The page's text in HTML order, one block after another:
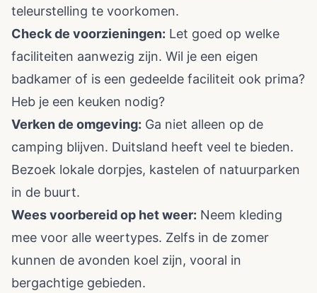
teleurstelling te voorkomen.
Check de voorzieningen: Let goed op welke
faciliteiten aanwezig zijn. Wil je een eigen
badkamer of is een gedeelde faciliteit ook prima?
Heb je een keuken nodig?
Verken de omgeving: Ga niet alleen op de
camping blijven. Duitsland heeft veel te bieden.
Bezoek lokale dorpjes, kastelen of natuurparken
in de buurt.
Wees voorbereid op het weer: Neem kleding
mee voor alle weertypes. Zelfs in de zomer
kunnen de avonden koel zijn, vooral in
bergachtige gebieden.